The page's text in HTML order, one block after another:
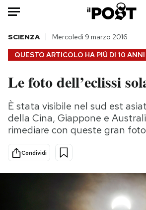
Auto
HOME
Italia
Politica
Tecnologia
Scienza
Moda
QUESTO ARTICOLO HA PIÙ DI 10 ANNI
SCIENZA Mercoledì 9 marzo 2016
Le foto dell’eclissi
È stata visibile nel sud est
della Cina, Giappone e
rimediare con queste gran
Condividi